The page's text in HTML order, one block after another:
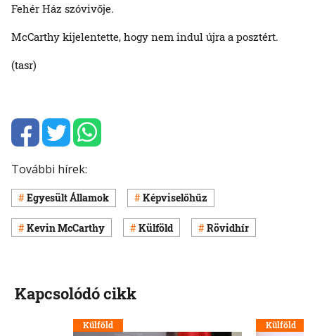
Fehér Ház szóvivője.
McCarthy kijelentette, hogy nem indul újra a posztért.
(tasr)
További hírek:
Egyesült Államok Képviselőhűz
Kevin McCarthy Külföld Rövidhír
Kapcsolódó cikk
Külföld Külföld